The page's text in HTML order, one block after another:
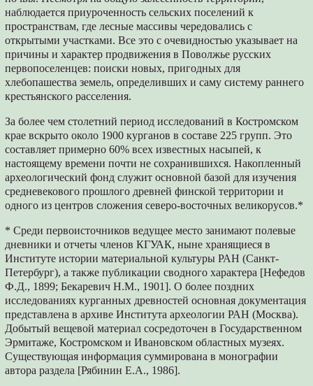
наблюдается приуроченность сельских поселений к
пространствам, где лесные массивы чередовались с
открытыми участками. Все это с очевидностью указывает на
причины и характер продвижения в Поволжье русских
первопоселенцев: поиски новых, пригодных для
хлебопашества земель, определивших и саму систему раннего
крестьянского расселения.
За более чем столетний период исследований в Костромском
крае вскрыто около 1900 курганов в составе 225 групп. Это
составляет примерно 60% всех известных насыпей, к
настоящему времени почти не сохранившихся. Накопленный
археологический фонд служит основной базой для изучения
средневекового прошлого древней финской территории и
одного из центров сложения северо-восточных великорусов.*
* Среди первоисточников ведущее место занимают полевые
дневники и отчеты членов КГУАК, ныне хранящиеся в
Институте истории материальной культуры РАН (Санкт-
Петербург), а также публикации сводного характера [Нефедов
Ф.Д., 1899; Бекаревич Н.М., 1901]. О более поздних
исследованиях курганных древностей основная документация
представлена в архиве Института археологии РАН (Москва).
Добытый вещевой материал сосредоточен в Государственном
Эрмитаже, Костромском и Ивановском областных музеях.
Существующая информация суммирована в монографии
автора раздела [Рябинин Е.А., 1986].